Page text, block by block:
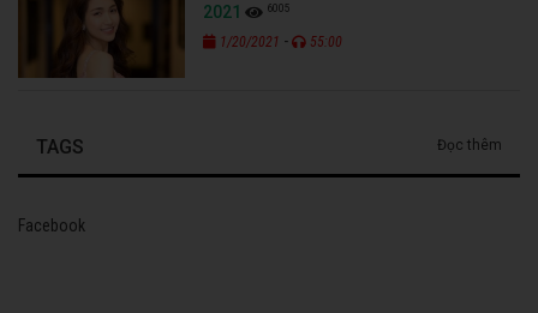
2021
6005
1/20/2021 - 55:00
TAGS Đọc thêm
Facebook